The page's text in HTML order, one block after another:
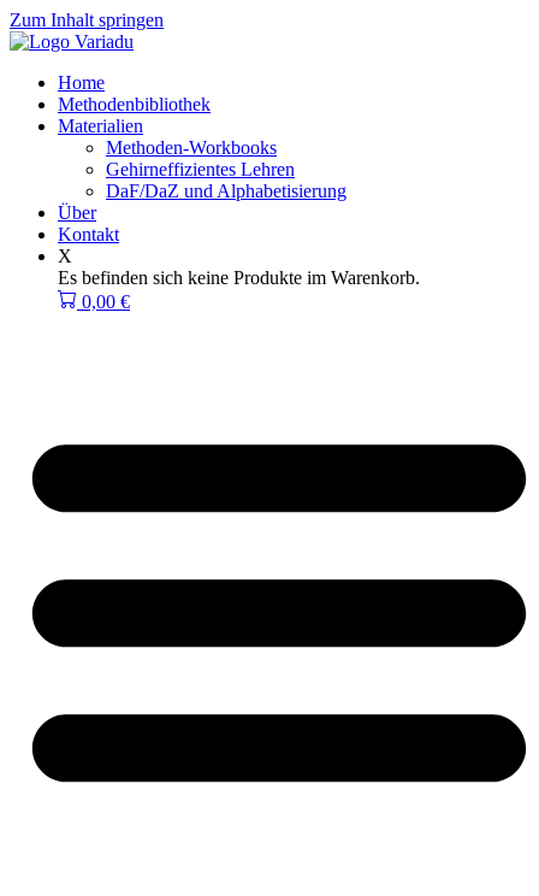
Zum Inhalt springen
Home
Methodenbibliothek
Materialien
Methoden-Workbooks
Gehirneffizientes Lehren
DaF/DaZ und Alphabetisierung
Über
Kontakt
X
Es befinden sich keine Produkte im Warenkorb.
0,00 €